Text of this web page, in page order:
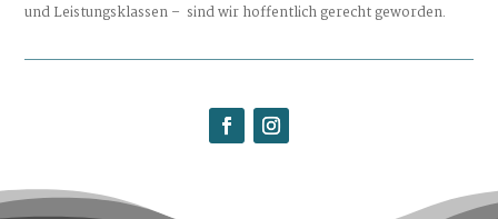
und Leistungsklassen – sind wir hoffentlich gerecht geworden.